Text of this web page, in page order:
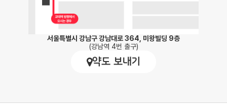
서울특별시 강남구 강남대로 364, 미왕빌딩 9층
(강남역 4번 출구)
약도 보내기